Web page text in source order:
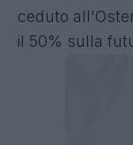
ceduto
il 50% sulla